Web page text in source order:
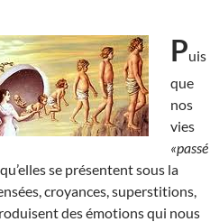
Puis
que
nos
vies
«passé
se présentent sous la
croyances, superstitions,
des émotions qui nous